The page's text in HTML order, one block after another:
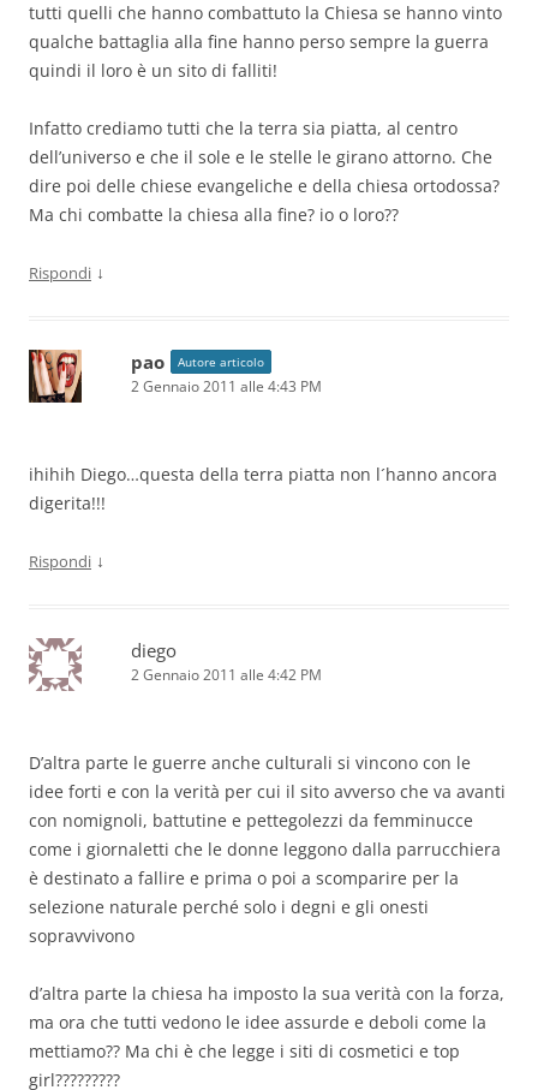
tutti quelli che hanno combattuto la Chiesa se hanno vinto
qualche battaglia alla fine hanno perso sempre la guerra
quindi il loro è un sito di falliti!
Infatto crediamo tutti che la terra sia piatta, al centro
dell’universo e che il sole e le stelle le girano attorno. Che
dire poi delle chiese evangeliche e della chiesa ortodossa?
Ma chi combatte la chiesa alla fine? io o loro??
Rispondi ↓
pao Autore articolo
2 Gennaio 2011 alle 4:43 PM
ihihih Diego…questa della terra piatta non l´hanno ancora
digerita!!!
Rispondi ↓
diego
2 Gennaio 2011 alle 4:42 PM
D’altra parte le guerre anche culturali si vincono con le
idee forti e con la verità per cui il sito avverso che va avanti
con nomignoli, battutine e pettegolezzi da femminucce
come i giornaletti che le donne leggono dalla parrucchiera
è destinato a fallire e prima o poi a scomparire per la
selezione naturale perché solo i degni e gli onesti
sopravvivono
d’altra parte la chiesa ha imposto la sua verità con la forza,
ma ora che tutti vedono le idee assurde e deboli come la
mettiamo?? Ma chi è che legge i siti di cosmetici e top
girl?????????